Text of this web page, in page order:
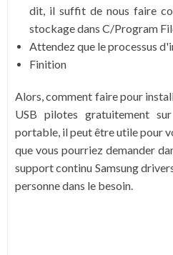
dit, il suffit de nous faire
stockage dans C/Program
Attendez que le processus
Finition
Alors, comment faire pour
USB pilotes gratuitement
portable, il peut être utile pour
que vous pourriez demander
support continu Samsung
personne dans le besoin.